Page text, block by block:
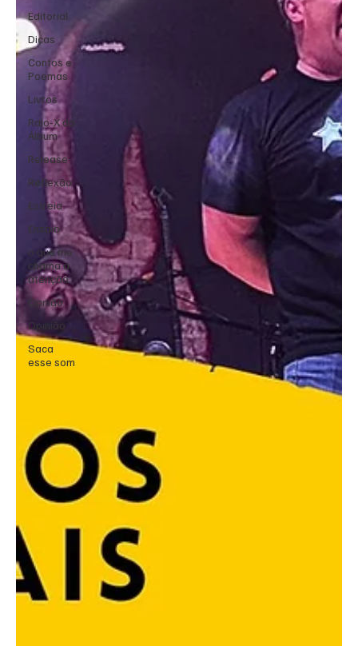
Editorial
Dicas
Contos e
Poemas
Livros
Raio-X do
Álbum
Release
Reflexão
Estreia
Ensaio
o que me
chama a
atenção
Opnião
Opinião
Saca
esse som